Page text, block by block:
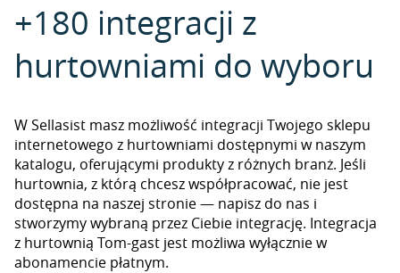
+180 integracji z
hurtowniami do wyboru
W Sellasist masz możliwość integracji Twojego sklepu
internetowego z hurtowniami dostępnymi w naszym
katalogu, oferującymi produkty z różnych branż. Jeśli
hurtownia, z którą chcesz współpracować, nie jest
dostępna na naszej stronie — napisz do nas i
stworzymy wybraną przez Ciebie integrację. Integracja
z hurtownią Tom-gast jest możliwa wyłącznie w
abonamencie płatnym.